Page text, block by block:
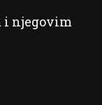
i njegovim